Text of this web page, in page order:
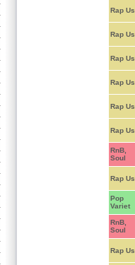
Rap Us
Rap Us
Rap Us
Rap Us
Rap Us
Rap Us
RnB,
Soul
Rap Us
Pop
Variet
RnB,
Soul
Rap Us